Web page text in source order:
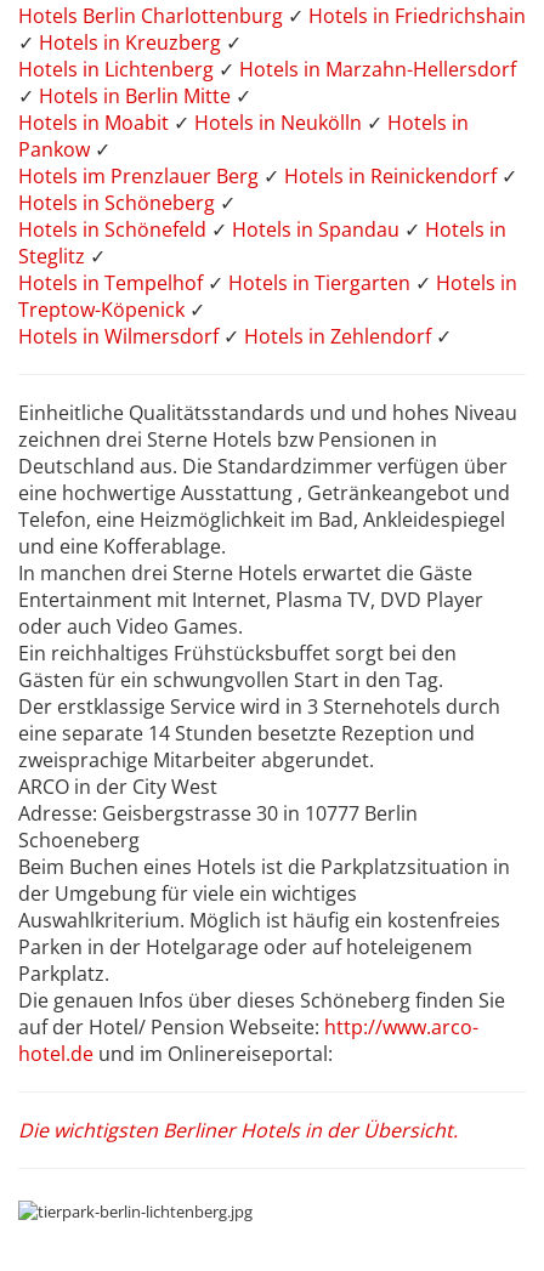
Hotels Berlin Charlottenburg ✓ Hotels in Friedrichshain
✓ Hotels in Kreuzberg ✓
Hotels in Lichtenberg ✓ Hotels in Marzahn-Hellersdorf
✓ Hotels in Berlin Mitte ✓
Hotels in Moabit ✓ Hotels in Neukölln ✓ Hotels in
Pankow ✓
Hotels im Prenzlauer Berg ✓ Hotels in Reinickendorf ✓
Hotels in Schöneberg ✓
Hotels in Schönefeld ✓ Hotels in Spandau ✓ Hotels in
Steglitz ✓
Hotels in Tempelhof ✓ Hotels in Tiergarten ✓ Hotels in
Treptow-Köpenick ✓
Hotels in Wilmersdorf ✓ Hotels in Zehlendorf✓
Einheitliche Qualitätsstandards und und hohes Niveau
zeichnen drei Sterne Hotels bzw Pensionen in
Deutschland aus. Die Standardzimmer verfügen über
eine hochwertige Ausstattung , Getränkeangebot und
Telefon, eine Heizmöglichkeit im Bad, Ankleidespiegel
und eine Kofferablage.
In manchen drei Sterne Hotels erwartet die Gäste
Entertainment mit Internet, Plasma TV, DVD Player
oder auch Video Games.
Ein reichhaltiges Frühstücksbuffet sorgt bei den
Gästen für ein schwungvollen Start in den Tag.
Der erstklassige Service wird in 3 Sternehotels durch
eine separate 14 Stunden besetzte Rezeption und
zweisprachige Mitarbeiter abgerundet.
ARCO in der City West
Adresse: Geisbergstrasse 30 in 10777 Berlin
Schoeneberg
Beim Buchen eines Hotels ist die Parkplatzsituation in
der Umgebung für viele ein wichtiges
Auswahlkriterium. Möglich ist häufig ein kostenfreies
Parken in der Hotelgarage oder auf hoteleigenem
Parkplatz.
Die genauen Infos über dieses Schöneberg finden Sie
auf der Hotel/ Pension Webseite: http://www.arco-
hotel.de und im Onlinereiseportal:
Die wichtigsten Berliner Hotels in der Übersicht.